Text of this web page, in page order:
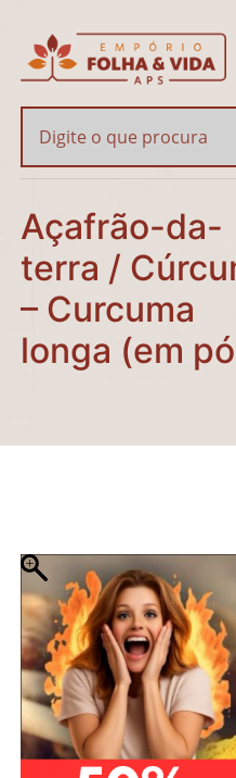
Açafrão-
Açafrão-da-
terra /
– Curcuma
longa (em